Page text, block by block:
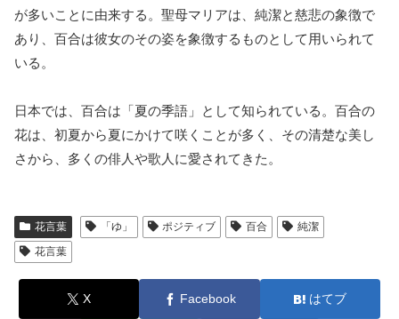
が多いことに由来する。聖母マリアは、純潔と慈悲の象徴で
あり、百合は彼女のその姿を象徴するものとして用いられて
いる。
日本では、百合は「夏の季語」として知られている。百合の
花は、初夏から夏にかけて咲くことが多く、その清楚な美し
さから、多くの俳人や歌人に愛されてきた。
花言葉 「ゆ」 ポジティブ 百合
純潔
花言葉
X Facebook はてブ